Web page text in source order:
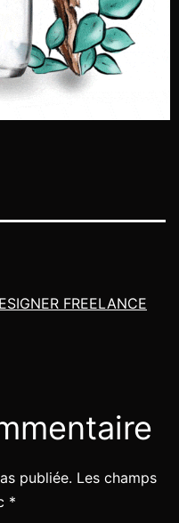
FREELANCE
publiée. Les champs
*